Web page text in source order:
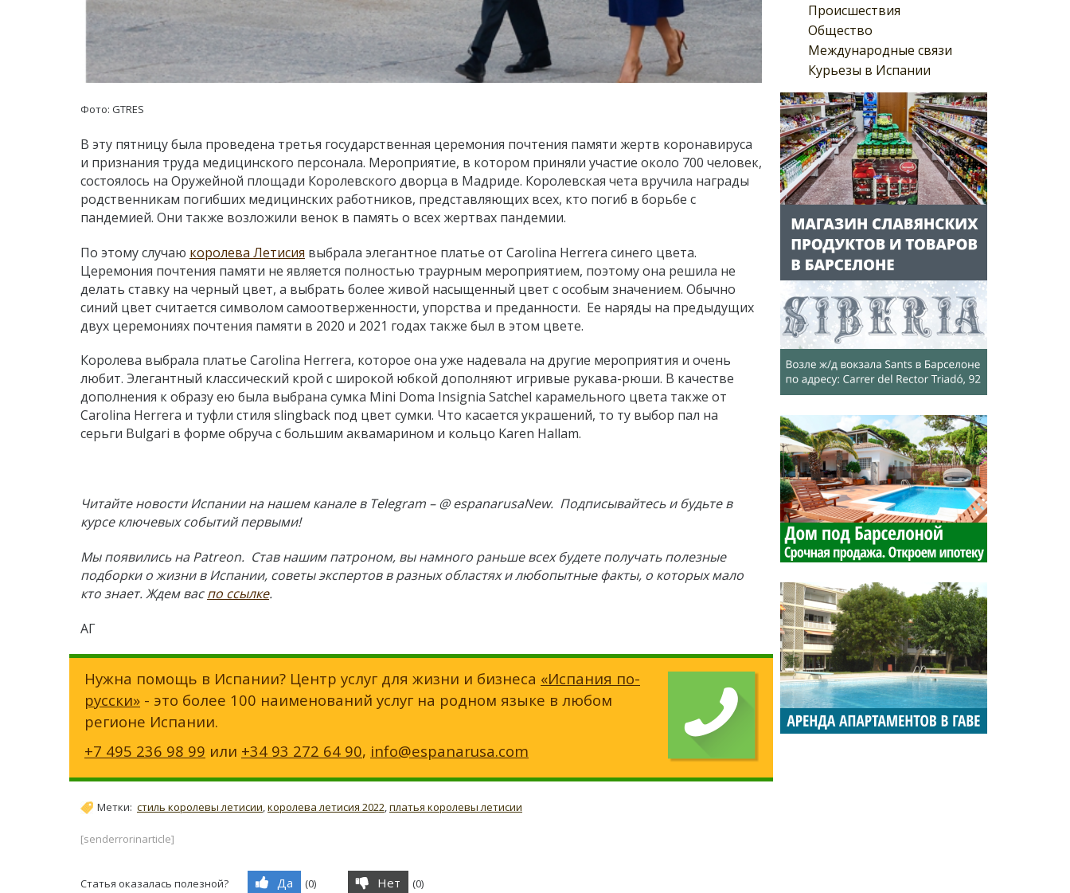
Происшествия
Общество
Международные связи
Курьезы в Испании
Фото: GTRES
В эту пятницу была проведена третья государственная церемония почтения памяти жертв коронавируса
и признания труда медицинского персонала. Мероприятие, в котором приняли участие около 700 человек,
состоялось на Оружейной площади Королевского дворца в Мадриде. Королевская чета вручила награды
родственникам погибших медицинских работников, представляющих всех, кто погиб в борьбе с
пандемией. Они также возложили венок в память о всех жертвах пандемии.
По этому случаю королева Летисия выбрала элегантное платье от Carolina Herrera синего цвета.
Церемония почтения памяти не является полностью траурным мероприятием, поэтому она решила не
делать ставку на черный цвет, а выбрать более живой насыщенный цвет с особым значением. Обычно
синий цвет считается символом самоотверженности, упорства и преданности. Ее наряды на предыдущих
двух церемониях почтения памяти в 2020 и 2021 годах также был в этом цвете.
Королева выбрала платье Carolina Herrera, которое она уже надевала на другие мероприятия и очень
любит. Элегантный классический крой с широкой юбкой дополняют игривые рукава-рюши. В качестве
дополнения к образу ею была выбрана сумка Mini Doma Insignia Satchel карамельного цвета также от
Carolina Herrera и туфли стиля slingback под цвет сумки. Что касается украшений, то ту выбор пал на
серьги Bulgari в форме обруча с большим аквамарином и кольцо Karen Hallam.
Читайте новости Испании на нашем канале в Telegram – @ espanarusaNew. Подписывайтесь и будьте в
курсе ключевых событий первыми!
Мы появились на Patreon. Став нашим патроном, вы намного раньше всех будете получать полезные
подборки о жизни в Испании, советы экспертов в разных областях и любопытные факты, о которых мало
кто знает. Ждем васпо ссылке.
АГ
Нужна помощь в Испании? Центр услуг для жизни и бизнеса «Испания по-
русски» - это более 100 наименований услуг на родном языке в любом
регионе Испании.
+7 495 236 98 99 или +34 93 272 64 90, info@espanarusa.com
Метки: стиль королевы летисии,королева летисия 2022,платья королевы летисии
[senderrorinarticle]
Статья оказалась полезной? Да (0) Нет (0)